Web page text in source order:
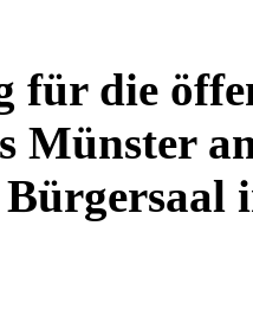
für die
Münster